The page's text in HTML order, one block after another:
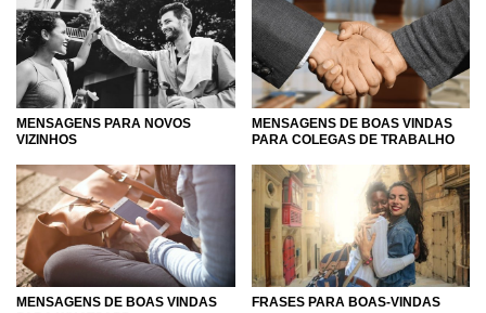
celebração do nascimento de um novo membro da família
até o "oi" para o novo vizinho, que pode criar um vínculo
de cordialidade entre vocês. Aproveite a chance e faça da
chegada de alguém um momento ainda mais especial. As
palavras certas vão demonstrar os seus melhores
sentimentos e você pode encontrá-las bem aqui.
Leia e escolha aquelas que tem tudo a ver com você e
com a pessoa que acaba de chegar.
MENSAGENS PARA NOVOS
VIZINHOS
MENSAGENS DE BOAS VINDAS
PARA COLEGAS DE TRABALHO
MENSAGENS DE BOAS VINDAS
FRASES PARA BOAS-VINDAS